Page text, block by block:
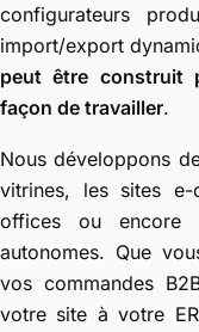
configurateurs
import/export
peut être construit
façon de travailler.
Nous développons
vitrines, les sites e-
offices ou encore
autonomes. Que
vos commandes
votre site à votre